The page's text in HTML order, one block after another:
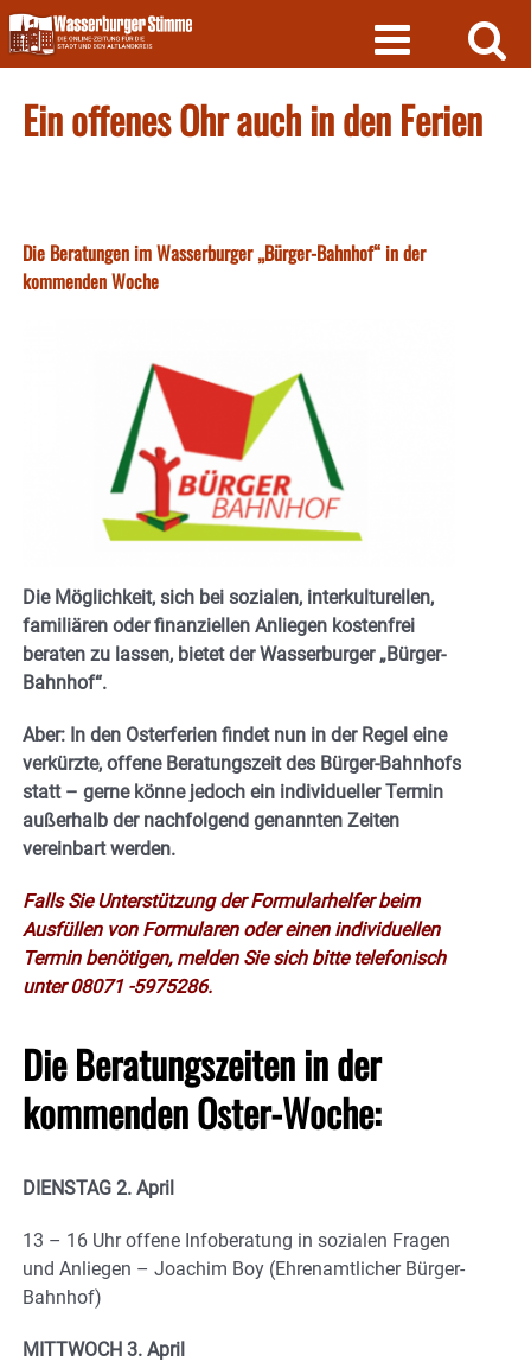
Skip
to
content
Ein offenes Ohr auch in den Ferien
Die Beratungen im Wasserburger „Bürger-Bahnhof“ in der
kommenden Woche
Die Möglichkeit, sich bei sozialen, interkulturellen,
familiären oder finanziellen Anliegen kostenfrei
beraten zu lassen, bietet der Wasserburger „Bürger-
Bahnhof“.
Aber: In den Osterferien findet nun in der Regel eine
verkürzte, offene Beratungszeit des Bürger-Bahnhofs
statt – gerne könne jedoch ein individueller Termin
außerhalb der nachfolgend genannten Zeiten
vereinbart werden.
Falls Sie Unterstützung der Formularhelfer beim
Ausfüllen von Formularen oder einen individuellen
Termin benötigen, melden Sie sich bitte telefonisch
unter 08071 -5975286.
Die Beratungszeiten in der
kommenden Oster-Woche:
DIENSTAG 2. April
13 – 16 Uhr offene Infoberatung in sozialen Fragen
und Anliegen – Joachim Boy (Ehrenamtlicher Bürger-
Bahnhof)
MITTWOCH 3. April